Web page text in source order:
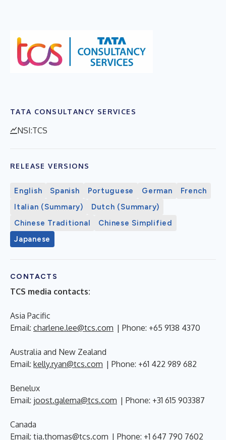
TATA CONSULTANCY SERVICES
NSI:TCS
RELEASE VERSIONS
English Spanish Portuguese German
French
Italian (Summary)
Dutch (Summary)
Chinese Traditional
Chinese Simplified
Japanese
CONTACTS
TCS media contacts:
Asia Pacific
Email: charlene.lee@tcs.com | Phone: +65 9138 4370
Australia and New Zealand
Email: kelly.ryan@tcs.com | Phone: +61 422 989 682
Benelux
Email: joost.galema@tcs.com | Phone: +31 615 903387
Canada
Email: tia.thomas@tcs.com | Phone: +1 647 790 7602